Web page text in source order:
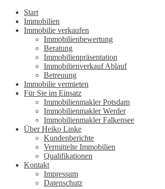
Start
Immobilien
Immobilie verkaufen
Immobilienbewertung
Beratung
Immobilienpräsentation
Immobilienverkauf Ablauf
Betreuung
Immobilie vermieten
Für Sie im Einsatz
Immobilienmakler Potsdam
Immobilienmakler Werder
Immobilienmakler Falkensee
Über Heiko Linke
Kundenberichte
Vermittelte Immobilien
Qualifikationen
Kontakt
Impressum
Datenschutz